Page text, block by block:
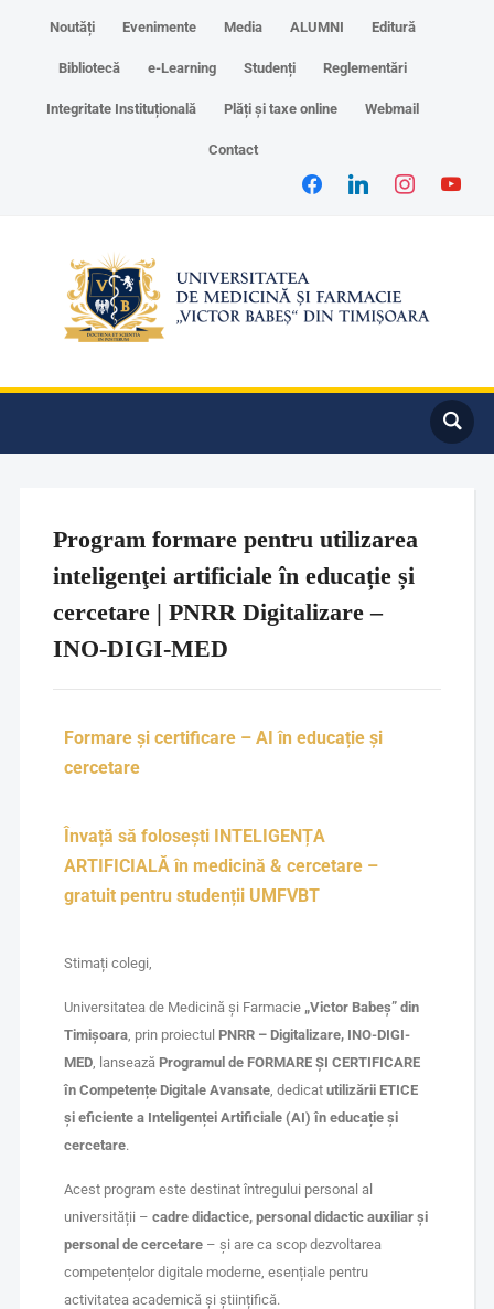
Noutăți Evenimente Media ALUMNI Editură
Bibliotecă e-Learning Studenți Reglementări
Integritate Instituțională Plăți și taxe online Webmail
Contact
Program formare pentru utilizarea
inteligenţei artificiale în educație și
cercetare | PNRR Digitalizare –
INO-DIGI-MED
Formare și certificare – AI în educație și
cercetare
Învață să folosești INTELIGENȚA
ARTIFICIALĂ în medicină & cercetare –
gratuit pentru studenții UMFVBT
Stimați colegi,
Universitatea de Medicină și Farmacie „Victor Babeș” din
Timișoara, prin proiectul PNRR – Digitalizare, INO-DIGI-
MED, lansează Programul de FORMARE ȘI CERTIFICARE
în Competențe Digitale Avansate, dedicat utilizării ETICE
și eficiente a Inteligenței Artificiale (AI) în educație și
cercetare.
Acest program este destinat întregului personal al
universității – cadre didactice, personal didactic auxiliar și
personal de cercetare– și are ca scop dezvoltarea
competențelor digitale moderne, esențiale pentru
activitatea academică și științifică.